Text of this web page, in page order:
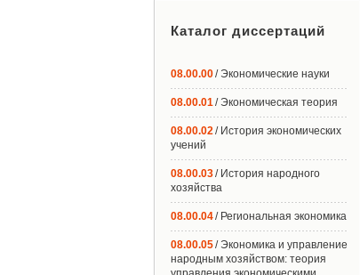
Каталог диссертаций
08.00.00/ Экономические науки
08.00.01/ Экономическая теория
08.00.02/ История экономических
учений
08.00.03/ История народного
хозяйства
08.00.04/ Региональная экономика
08.00.05/ Экономика и управление
народным хозяйством: теория